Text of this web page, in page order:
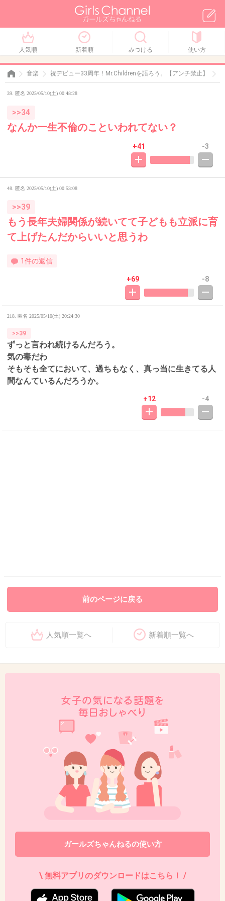
人気順 新着順 みつける 使い方
音楽 祝デビュー33周年！Mr.Childrenを語ろう。【アンチ禁止】
39. 匿名 2025/05/10(土) 00:48:28
>>34
なんか一生不倫のこといわれてない？
+41 -3
48. 匿名 2025/05/10(土) 00:53:08
>>39
もう長年夫婦関係が続いてて子どもも立派に育
て上げたんだからいいと思うわ
1件の返信
+69 -8
218. 匿名 2025/05/10(土) 20:24:30
>>39
ずっと言われ続けるんだろう。
気の毒だわ
そもそも全てにおいて、過ちもなく、真っ当に生きてる人
間なんているんだろうか。
+12 -4
前のページに戻る
人気順一覧へ 新着順一覧へ
ガールズちゃんねるの使い方
\ 無料アプリのダウンロードはこちら！ /